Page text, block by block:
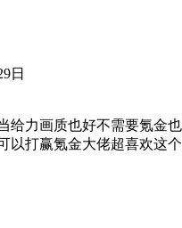
日
给力画质也好不需要氪金
以打赢氪金大佬超喜欢这